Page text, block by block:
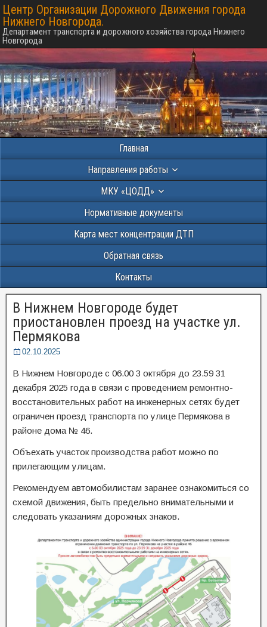
Центр Организации Дорожного Движения города
Нижнего Новгорода.
Департамент транспорта и дорожного хозяйства города Нижнего
Новгорода
Главная
Направления работы
МКУ «ЦОДД»
Нормативные документы
Карта мест концентрации ДТП
Обратная связь
Контакты
В Нижнем Новгороде будет
приостановлен проезд на участке ул.
Пермякова
02.10.2025
В Нижнем Новгороде с 06.00 3 октября до 23.59 31
декабря 2025 года в связи с проведением ремонтно-
восстановительных работ на инженерных сетях будет
ограничен проезд транспорта по улице Пермякова в
районе дома № 46.
Объехать участок производства работ можно по
прилегающим улицам.
Рекомендуем автомобилистам заранее ознакомиться со
схемой движения, быть предельно внимательными и
следовать указаниям дорожных знаков.